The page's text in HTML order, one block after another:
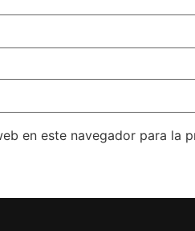
en este navegador para la